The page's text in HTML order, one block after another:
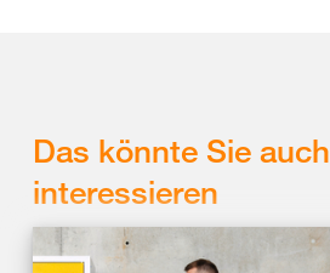
Das könnte Sie auch
interessieren